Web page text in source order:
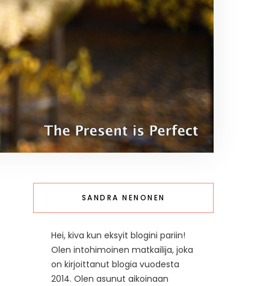
SANDRA NENONEN
Hei, kiva kun eksyit blogini pariin!
Olen intohimoinen matkailija, joka
on kirjoittanut blogia vuodesta
2014. Olen asunut aikoinaan